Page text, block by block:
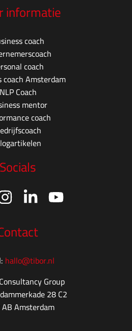
informatie
coach
coach
coach Amsterdam
NLP Coach
mentor
coach
Socials
hallo@tibor.nl
Group
28 C2
Amsterdam